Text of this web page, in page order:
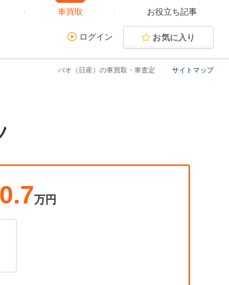
車買取 お役立ち記事
ログイン お気に入り
サイトマップ
パオ（日産）の車買取・車査定
万円